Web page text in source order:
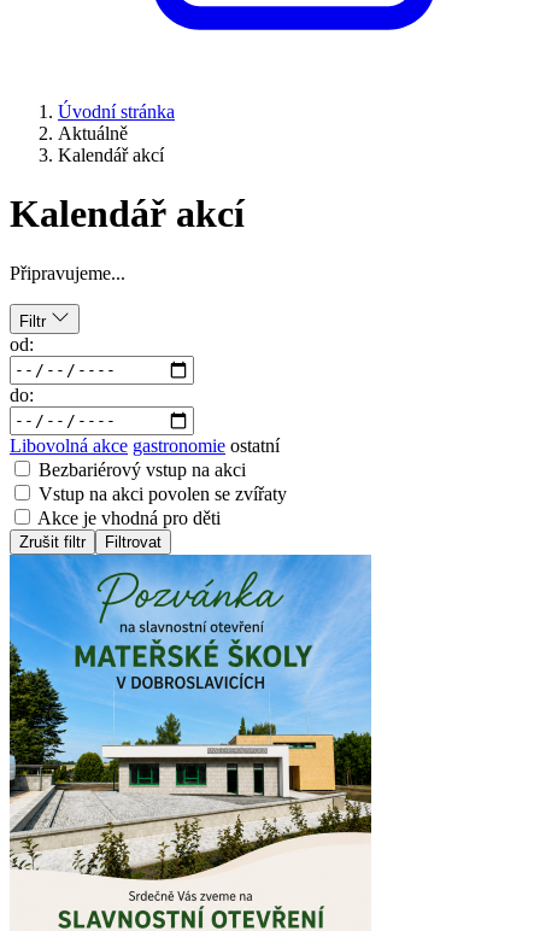
Úvodní stránka
Aktuálně
Kalendář akcí
Kalendář akcí
Připravujeme...
Filtr
od:
do:
Libovolná akce gastronomie ostatní
Bezbariérový vstup na akci
Vstup na akci povolen se zvířaty
Akce je vhodná pro děti
Zrušit filtr Filtrovat